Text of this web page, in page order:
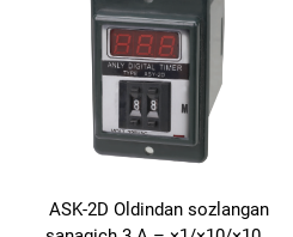
ASK-2D Oldindan sozlangan